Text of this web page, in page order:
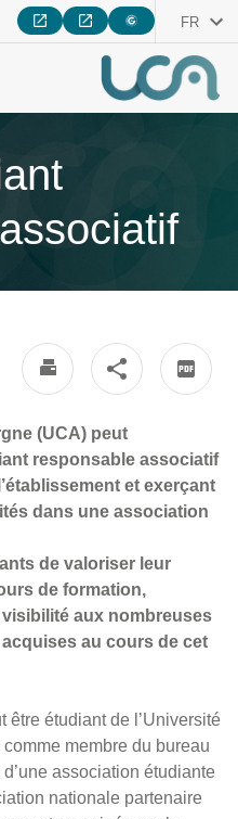
FR
(UCA) peut
responsable associatif
et exerçant
dans une association
de valoriser leur
de formation,
aux nombreuses
au cours de cet
être étudiant de l’Université
membre du bureau
association étudiante
nationale partenaire